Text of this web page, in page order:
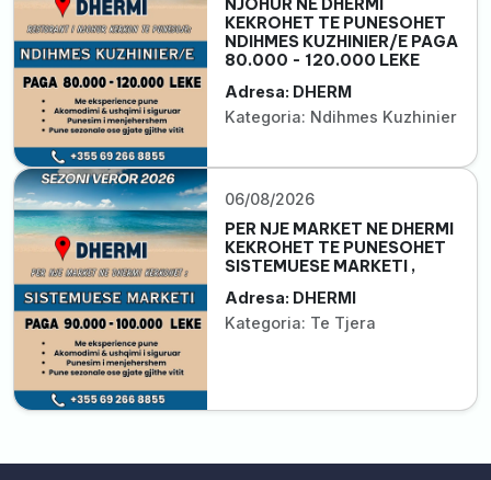
NJOHUR NE DHERMI
KEKROHET TE PUNESOHET
NDIHMES KUZHINIER/E PAGA
80.000 - 120.000 LEKE
Adresa: DHERM
Kategoria: Ndihmes Kuzhinier
06/08/2026
PER NJE MARKET NE DHERMI
KEKROHET TE PUNESOHET
SISTEMUESE MARKETI ,
Adresa: DHERMI
Kategoria: Te Tjera